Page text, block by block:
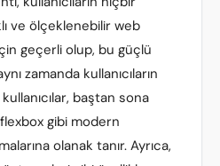
ve ölçeklenebilir web
geçerli olup, bu güçlü
zamanda kullanıcıların
baştan sona
gibi modern
olanak tanır. Ayrıca,